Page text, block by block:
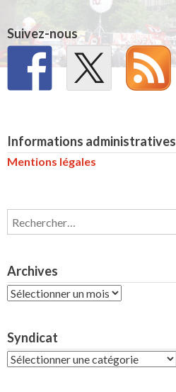
Suivez-nous
Informations administratives
Mentions légales
Rechercher :
Archives
Archives
Syndicat
Syndicat